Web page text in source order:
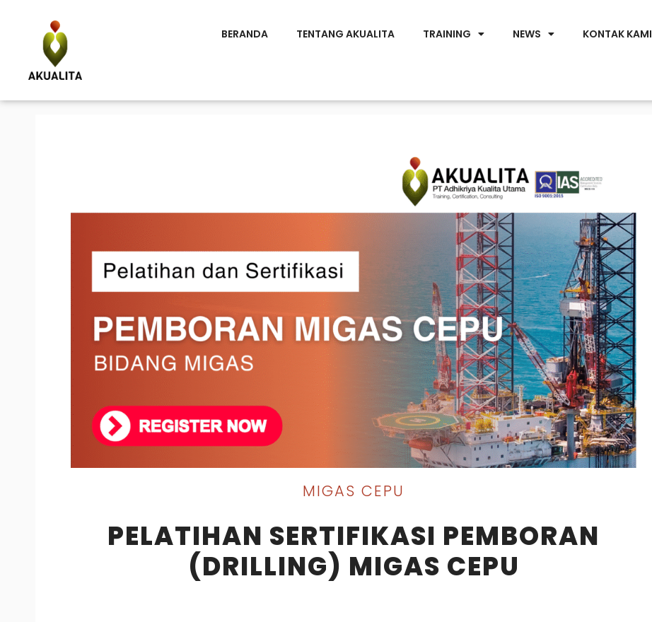
BERANDA TENTANG AKUALITA TRAINING NEWS KONTAK KAMI
MIGAS CEPU
PELATIHAN SERTIFIKASI PEMBORAN
(DRILLING) MIGAS CEPU